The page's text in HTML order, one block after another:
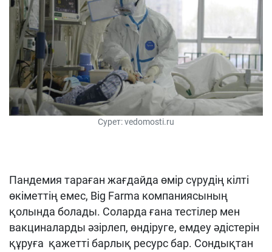
Сурет: vedomosti.ru
Пандемия тараған жағдайда өмір сүрудің кілті
өкіметтің емес, Big Farma компаниясының
қолында болады. Соларда ғана тестілер мен
вакциналарды әзірлеп, өндіруге, емдеу әдістерін
құруға қажетті барлық ресурс бар. Сондықтан